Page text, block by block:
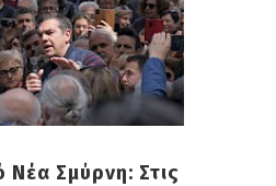
Νέα Σμύρνη: Στις